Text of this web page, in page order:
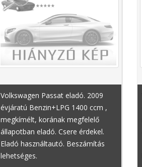
Volkswagen Passat eladó. 2009
évjáratú Benzin+LPG 1400 ccm ,
megkímélt, korának megfelelő
állapotban eladó. Csere érdekel.
Eladó használtautó. Beszámítás
lehetséges.